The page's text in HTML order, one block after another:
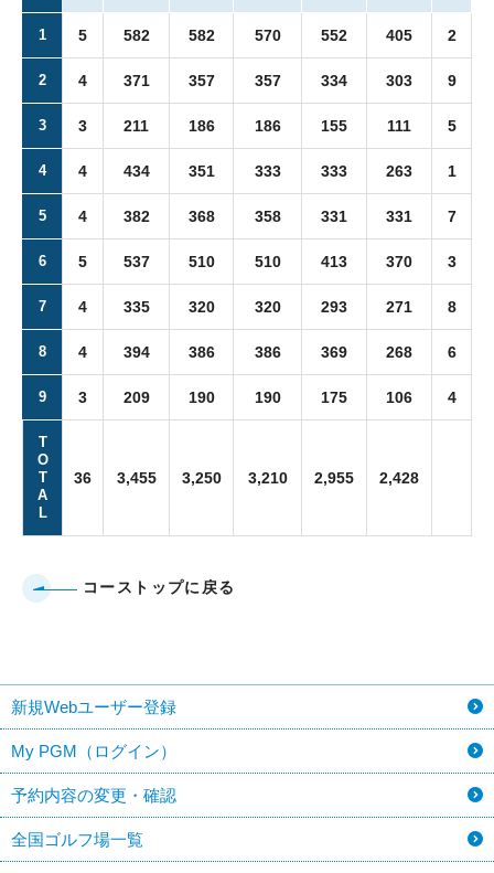
1 5 582 582 570 552 405 2
2 4 371 357 357 334 303 9
3 3 211 186 186 155 111 5
4 4 434 351 333 333 263 1
5 4 382 368 358 331 331 7
6 5 537 510 510 413 370 3
7 4 335 320 320 293 271 8
8 4 394 386 386 369 268 6
9 3 209 190 190 175 106 4
T
O
T
A
L
36 3,455 3,250 3,210 2,955 2,428
コーストップに戻る
新規Webユーザー登録
My PGM（ログイン）
予約内容の変更・確認
全国ゴルフ場一覧